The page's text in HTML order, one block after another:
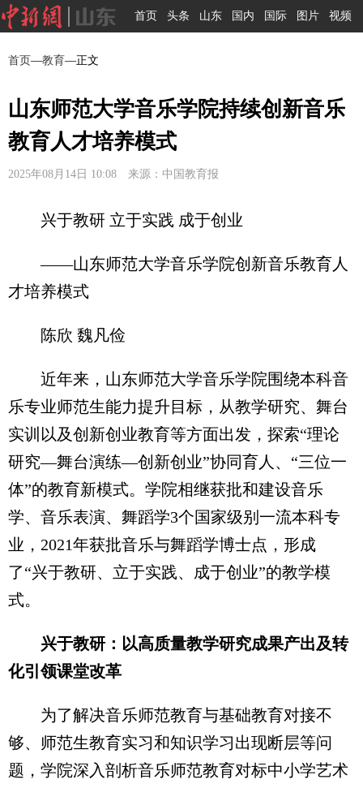
首页 头条 山东 国内 国际 图片 视频
首页—教育—正文
山东师范大学音乐学院持续创新音乐
教育人才培养模式
2025年08月14日 10:08 来源：中国教育报
兴于教研 立于实践 成于创业
——山东师范大学音乐学院创新音乐教育人
才培养模式
陈欣 魏凡俭
近年来，山东师范大学音乐学院围绕本科音
乐专业师范生能力提升目标，从教学研究、舞台
实训以及创新创业教育等方面出发，探索“理论
研究—舞台演练—创新创业”协同育人、“三位一
体”的教育新模式。学院相继获批和建设音乐
学、音乐表演、舞蹈学3个国家级别一流本科专
业，2021年获批音乐与舞蹈学博士点，形成
了“兴于教研、立于实践、成于创业”的教学模
式。
兴于教研：以高质量教学研究成果产出及转
化引领课堂改革
为了解决音乐师范教育与基础教育对接不
够、师范生教育实习和知识学习出现断层等问
题，学院深入剖析音乐师范教育对标中小学艺术